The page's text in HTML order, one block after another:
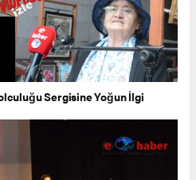
Sergisine Yoğun İlgi